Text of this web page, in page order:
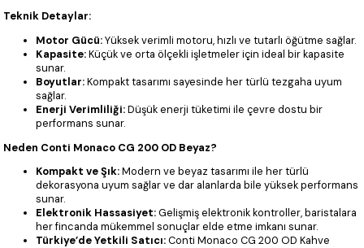
Teknik Detaylar:
Motor Gücü:Yüksek verimli motoru, hızlı ve tutarlı öğütme sağlar.
Kapasite:Küçük ve orta ölçekli işletmeler için ideal bir kapasite
sunar.
Boyutlar:Kompakt tasarımı sayesinde her türlü tezgaha uyum
sağlar.
Enerji Verimliliği:Düşük enerji tüketimi ile çevre dostu bir
performans sunar.
Neden Conti Monaco CG 200 OD Beyaz?
Kompakt ve Şık:Modern ve beyaz tasarımı ile her türlü
dekorasyona uyum sağlar ve dar alanlarda bile yüksek performans
sunar.
Elektronik Hassasiyet:Gelişmiş elektronik kontroller, baristalara
her fincanda mükemmel sonuçlar elde etme imkanı sunar.
Türkiye’de Yetkili Satıcı:Conti Monaco CG 200 OD Kahve